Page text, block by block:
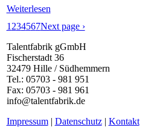
Weiterlesen
1 234567Next page ›
Talentfabrik gGmbH
Fischerstadt 36
32479 Hille / Südhemmern
Tel.: 05703 - 981 951
Fax: 05703 - 981 961
info@talentfabrik.de
Impressum| Datenschutz| Kontakt